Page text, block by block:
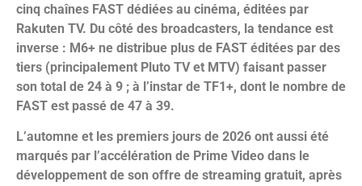
cinq chaînes FAST dédiées au cinéma, éditées par
Rakuten TV. Du côté des broadcasters, la tendance est
inverse : M6+ ne distribue plus de FAST éditées par des
tiers (principalement Pluto TV et MTV) faisant passer
son total de 24 à 9 ; à l’instar de TF1+, dont le nombre de
FAST est passé de 47 à 39.
L’automne et les premiers jours de 2026 ont aussi été
marqués par l’accélération de Prime Video dans le
développement de son offre de streaming gratuit, après